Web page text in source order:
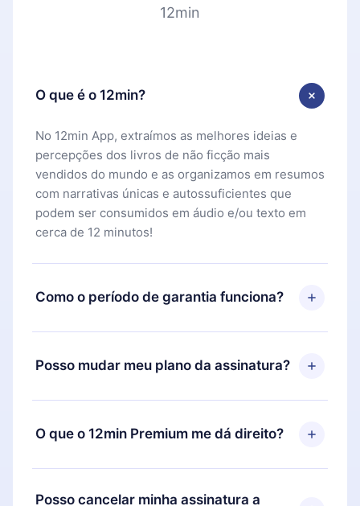
12min
O que é o 12min?
No 12min App, extraímos as melhores ideias e
percepções dos livros de não ficção mais
vendidos do mundo e as organizamos em resumos
com narrativas únicas e autossuficientes que
podem ser consumidos em áudio e/ou texto em
cerca de 12 minutos!
Como o período de garantia funciona?
Você pode baixar nosso aplicativo e começar a
aproveitar nossa biblioteca. Se por algum motivo
não ficar satisfeito com nossa plataforma, basta
e solicitar o reembolso do valor. Você receberá
Posso mudar meu plano da assinatura?
Sim, mas a mudança só se aplicará a partir do
próximo período de cobrança. Por exemplo, se
você decidiu mudar sua assinatura mensal para
após o aniversário de cobrança daquele mês.
O que o 12min Premium me dá direito?
O 12min Premium é um plano que te garante
acesso a toda nossa biblioteca de 2500+ títulos
Posso cancelar minha assinatura a